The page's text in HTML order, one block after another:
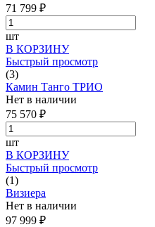
71 799 ₽
шт
В КОРЗИНУ
Быстрый просмотр
(3)
Камин Танго ТРИО
Нет в наличии
75 570 ₽
шт
В КОРЗИНУ
Быстрый просмотр
(1)
Визиера
Нет в наличии
97 999 ₽